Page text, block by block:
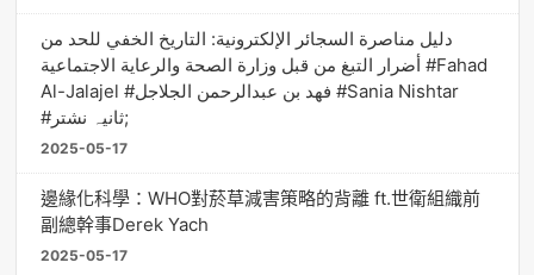
دليل مناصرة السجائر الإلكترونية: التاريخ الخفي للحد من
أضرار التبغ من قبل وزارة الصحة والرعاية الاجتماعية #Fahad
Al-Jalajel #فهد بن عبدالرحمن الجلاجل #Sania Nishtar
#ثانیہ نشتر;
2025-05-17
邊緣化科學：WHO對菸草減害策略的背離 ft.世衛組織前
副總幹事Derek Yach
2025-05-17